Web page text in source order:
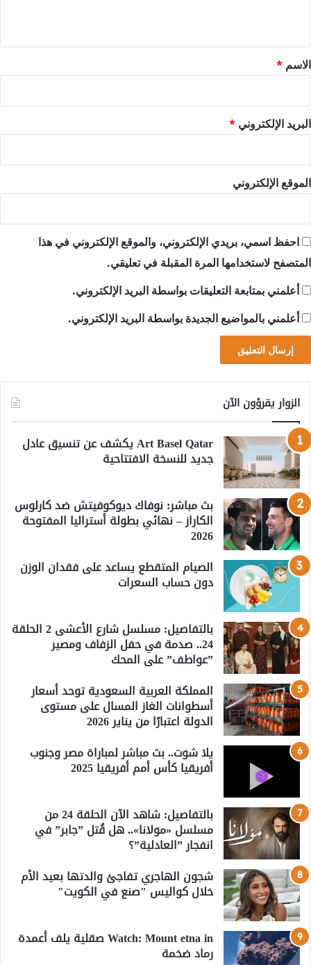
*
الاسم *
البريد الإلكتروني *
الموقع الإلكتروني
احفظ اسمي، بريدي الإلكتروني، والموقع الإلكتروني في هذا
المتصفح لاستخدامها المرة المقبلة في تعليقي.
أعلمني بمتابعة التعليقات بواسطة البريد الإلكتروني.
أعلمني بالمواضيع الجديدة بواسطة البريد الإلكتروني.
الزوار يقرؤون الآن
Art Basel Qatar يكشف عن تنسيق عادل
جديد للنسخة الافتتاحية
بث مباشر: نوفاك ديوكوفيتش ضد كارلوس
الكاراز – نهائي بطولة أستراليا المفتوحة
2026
الصيام المتقطع يساعد على فقدان الوزن
دون حساب السعرات
بالتفاصيل: مسلسل شارع الأعشى 2 الحلقة
24.. صدمة في حفل الزفاف ومصير
”عواطف” على المحك
المملكة العربية السعودية توحد أسعار
أسطوانات الغاز المسال على مستوى
الدولة اعتبارًا من يناير 2026
يلا شوت.. بث مباشر لمباراة مصر وجنوب
أفريقيا كأس أمم أفريقيا 2025
بالتفاصيل: شاهد الآن الحلقة 24 من
مسلسل «مولانا».. هل قُتل ”جابر” في
انفجار ”العادلية”؟
شجون الهاجري تفاجئ والدتها بعيد الأم
خلال كواليس "صنع في الكويت"
Watch: Mount etna in صقلية يلف أعمدة
رماد ضخمة